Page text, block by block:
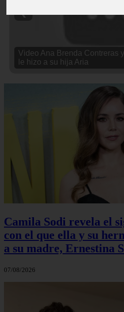
Video Ana Brenda Contreras
le hizo a su hija Aria
Camila Sodi revela el
con el que ella y su
a su madre, Ernestina
07/08/2026